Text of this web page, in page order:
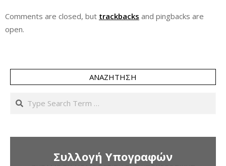
Comments are closed, but trackbacks and pingbacks are
open.
ΑΝΑΖΉΤΗΣΗ
Search
Συλλογή Υπογραφών